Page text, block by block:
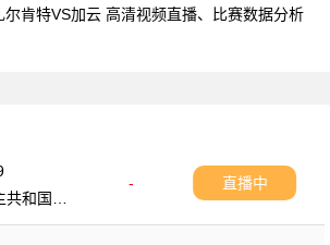
肯特VS加云 高清视频直播、比赛数据分析
-
和国U2
直播中